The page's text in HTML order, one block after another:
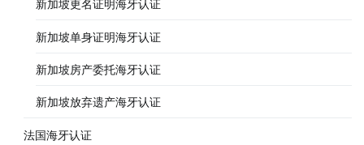
新加坡更名证明海牙认证
新加坡单身证明海牙认证
新加坡房产委托海牙认证
新加坡放弃遗产海牙认证
法国海牙认证